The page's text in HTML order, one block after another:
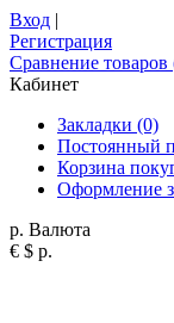
Вход |
Регистрация
Сравнение товаров
Кабинет
Закладки (0)
Постоянный
Корзина
Оформление
р. Валюта
€ $ р.